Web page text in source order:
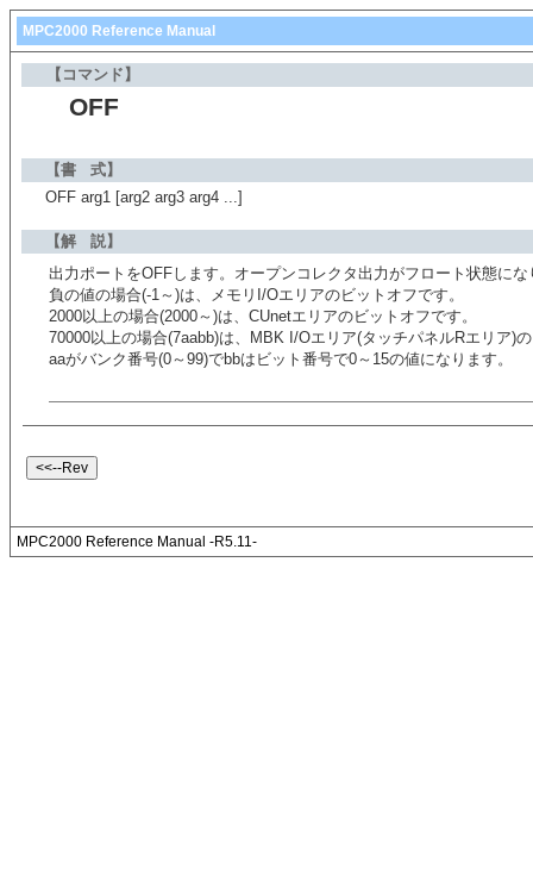
MPC2000 Reference Manual
【コマンド】
OFF
【書 式】
OFF arg1 [arg2 arg3 arg4 ...]
【解 説】
出力ポートをOFFします。オープンコレクタ出力がフロート状態にな
負の値の場合(-1～)は、メモリI/Oエリアのビットオフです。
2000以上の場合(2000～)は、CUnetエリアのビットオフです。
70000以上の場合(7aabb)は、MBK I/Oエリア(タッチパネルRエリア)
aaがバンク番号(0～99)でbbはビット番号で0～15の値になります。
MPC2000 Reference Manual -R5.11-